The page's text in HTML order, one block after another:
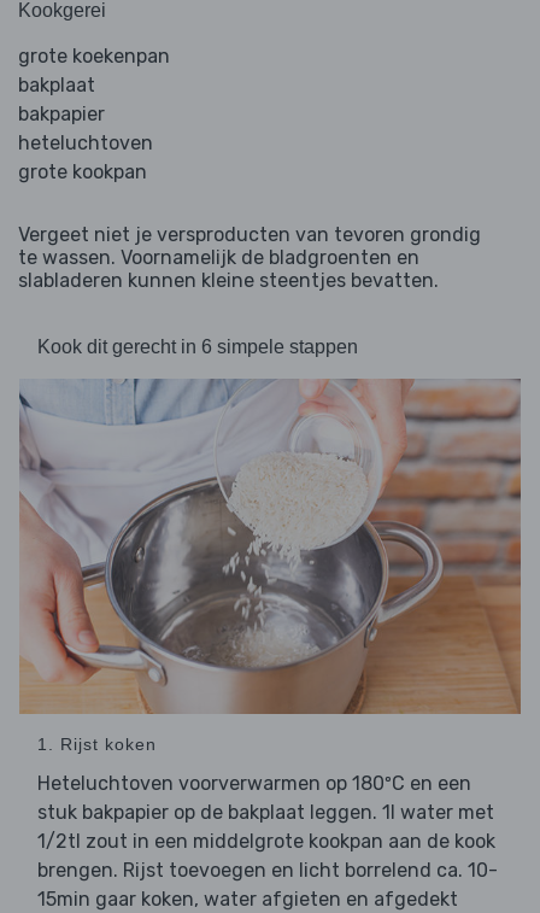
Kookgerei
grote koekenpan
bakplaat
bakpapier
heteluchtoven
grote kookpan
Vergeet niet je versproducten van tevoren grondig
te wassen. Voornamelijk de bladgroenten en
slabladeren kunnen kleine steentjes bevatten.
Kook dit gerecht in 6 simpele stappen
1. Rijst koken
Heteluchtoven voorverwarmen op 180ºC en een
stuk bakpapier op de bakplaat leggen. 1l water met
1/2tl zout in een middelgrote kookpan aan de kook
brengen. Rijst toevoegen en licht borrelend ca. 10-
15min gaar koken, water afgieten en afgedekt